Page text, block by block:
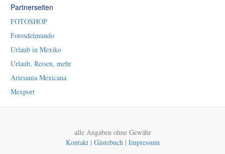
Partnerseiten
FOTOSHOP
Fotosdelmundo
Urlaub in Mexiko
Urlaub, Reisen, mehr
Artesania Mexicana
Mexport
alle Angaben ohne Gewähr
Kontakt| Gästebuch| Impressum